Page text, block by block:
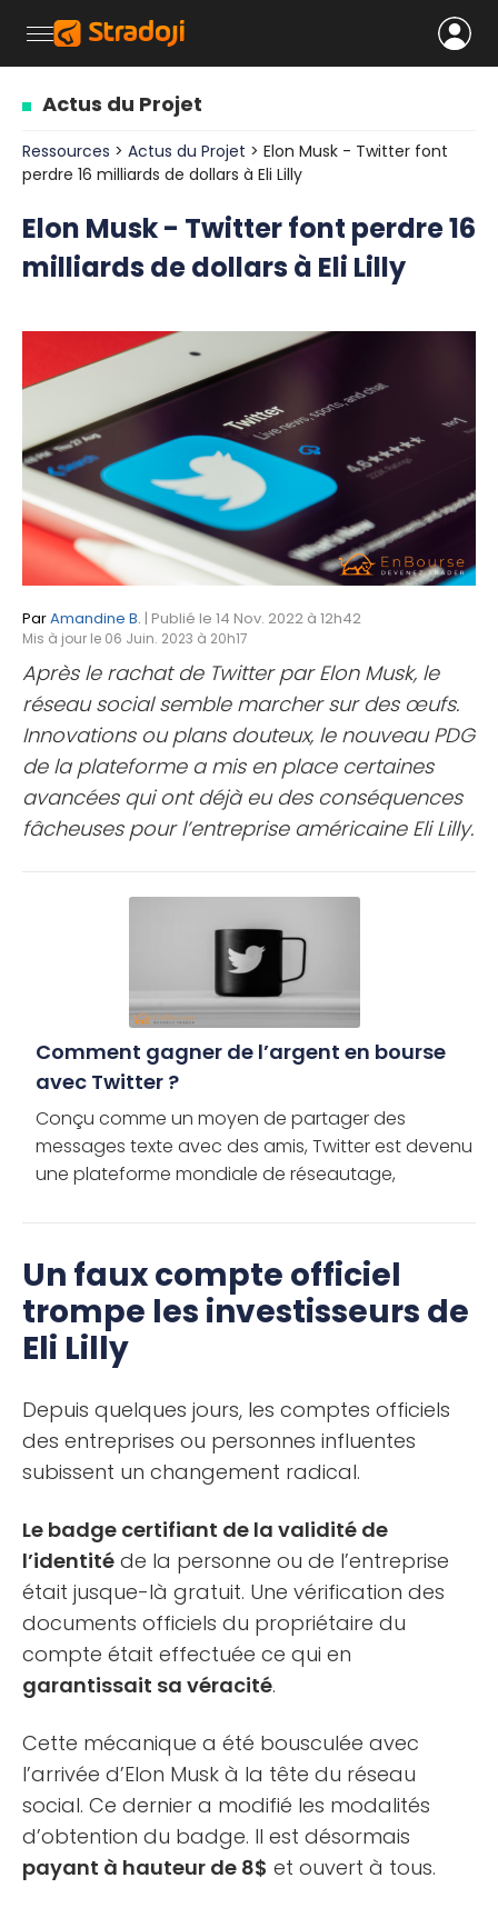
Actus du Projet
Ressources > Actus du Projet > Elon Musk - Twitter font
perdre 16 milliards de dollars à Eli Lilly
Elon Musk - Twitter font perdre 16
milliards de dollars à Eli Lilly
ParAmandine B. | Publié le 14 Nov. 2022 à 12h42
Mis à jour le 06 Juin. 2023 à 20h17
Après le rachat de Twitter par Elon Musk, le
réseau social semble marcher sur des œufs.
Innovations ou plans douteux, le nouveau PDG
de la plateforme a mis en place certaines
avancées qui ont déjà eu des conséquences
fâcheuses pour l’entreprise américaine Eli Lilly.
Comment gagner de l’argent en bourse
avec Twitter ?
Conçu comme un moyen de partager des
messages texte avec des amis, Twitter est devenu
une plateforme mondiale de réseautage,
Un faux compte officiel
trompe les investisseurs de
Eli Lilly
Depuis quelques jours, les comptes officiels
des entreprises ou personnes influentes
subissent un changement radical.
Le badge certifiant de la validité de
l’identité de la personne ou de l’entreprise
était jusque-là gratuit. Une vérification des
documents officiels du propriétaire du
compte était effectuée ce qui en
garantissait sa véracité.
Cette mécanique a été bousculée avec
l’arrivée d’Elon Musk à la tête du réseau
social. Ce dernier a modifié les modalités
d’obtention du badge. Il est désormais
payant à hauteur de 8$ et ouvert à tous.